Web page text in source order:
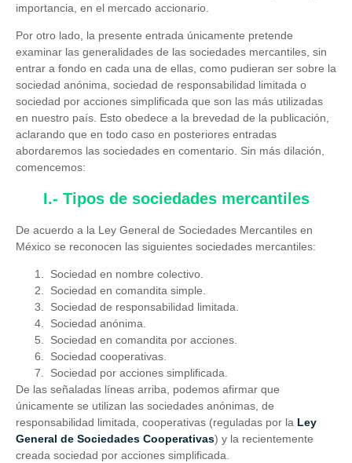
importancia, en el mercado accionario.
Por otro lado, la presente entrada únicamente pretende
examinar las generalidades de las sociedades mercantiles, sin
entrar a fondo en cada una de ellas, como pudieran ser sobre la
sociedad anónima, sociedad de responsabilidad limitada o
sociedad por acciones simplificada que son las más utilizadas
en nuestro país. Esto obedece a la brevedad de la publicación,
aclarando que en todo caso en posteriores entradas
abordaremos las sociedades en comentario. Sin más dilación,
comencemos:
I.- Tipos de sociedades mercantiles
De acuerdo a la Ley General de Sociedades Mercantiles en
México se reconocen las siguientes sociedades mercantiles:
Sociedad en nombre colectivo.
Sociedad en comandita simple.
Sociedad de responsabilidad limitada.
Sociedad anónima.
Sociedad en comandita por acciones.
Sociedad cooperativas.
Sociedad por acciones simplificada.
De las señaladas líneas arriba, podemos afirmar que
únicamente se utilizan las sociedades anónimas, de
responsabilidad limitada, cooperativas (reguladas por la Ley
General de Sociedades Cooperativas) y la recientemente
creada sociedad por acciones simplificada.